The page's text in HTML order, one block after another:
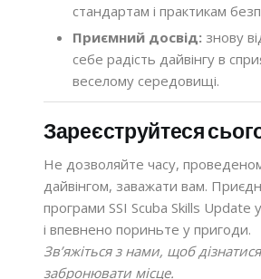
стандартам і практикам
Приємний досвід: знову
себе радість дайвінгу в
веселому середовищі.
Зареєструйтеся
Не дозволяйте часу,
дайвінгом, заважати вам.
програми SSI Scuba Skills Update
і впевнено пориньте у пригоди.
Зв’яжіться з нами, щоб
забронювати місце.